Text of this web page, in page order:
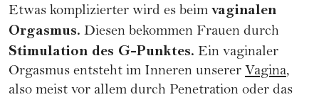
Etwas komplizierter wird es beim vaginalen
Orgasmus. Diesen bekommen Frauen durch
Stimulation des G-Punktes. Ein vaginaler
Orgasmus entsteht im Inneren unserer Vagina,
also meist vor allem durch Penetration oder das